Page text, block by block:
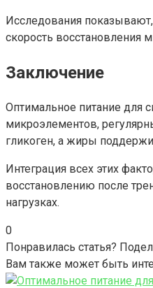
Исследования
скорость
Заключение
Оптимальное питание для
микроэлементов,
гликоген, а жиры
Интеграция всех этих
восстановлению после
нагрузках.
0
Понравилась статья?
Вам также может быть